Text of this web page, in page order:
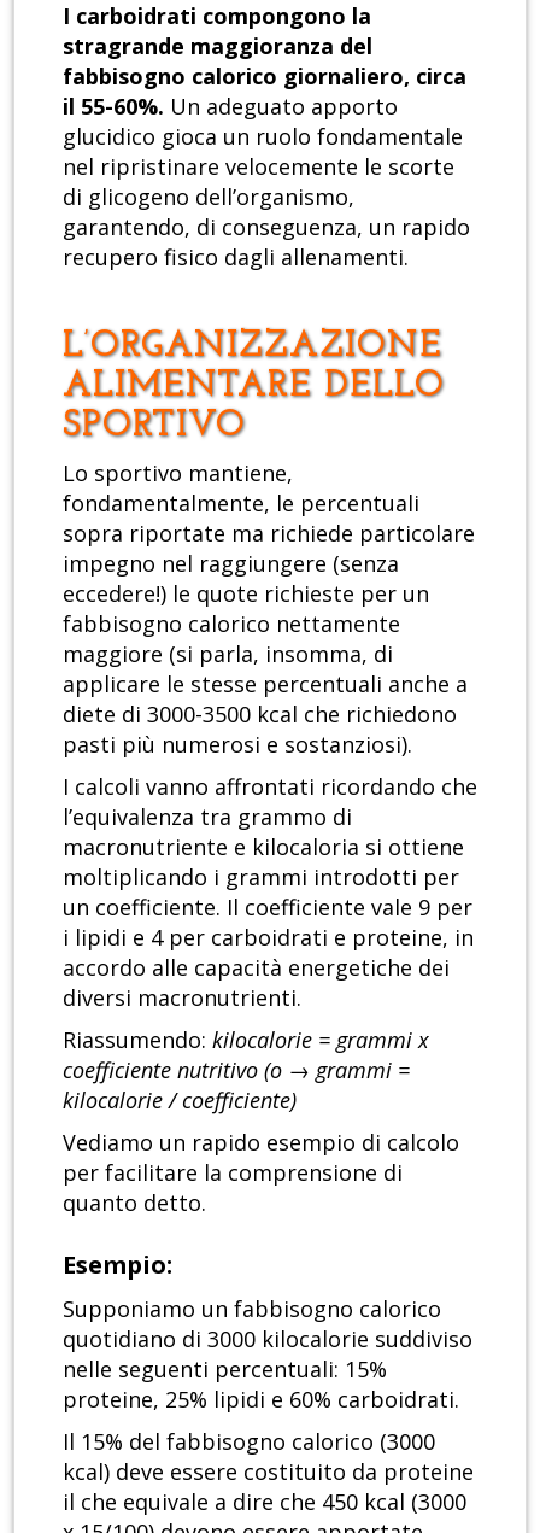
I carboidrati compongono la
stragrande maggioranza del
fabbisogno calorico giornaliero, circa
il 55-60%. Un adeguato apporto
glucidico gioca un ruolo fondamentale
nel ripristinare velocemente le scorte
di glicogeno dell’organismo,
garantendo, di conseguenza, un rapido
recupero fisico dagli allenamenti.
L’ORGANIZZAZIONE
ALIMENTARE DELLO
SPORTIVO
Lo sportivo mantiene,
fondamentalmente, le percentuali
sopra riportate ma richiede particolare
impegno nel raggiungere (senza
eccedere!) le quote richieste per un
fabbisogno calorico nettamente
maggiore (si parla, insomma, di
applicare le stesse percentuali anche a
diete di 3000-3500 kcal che richiedono
pasti più numerosi e sostanziosi).
I calcoli vanno affrontati ricordando che
l’equivalenza tra grammo di
macronutriente e kilocaloria si ottiene
moltiplicando i grammi introdotti per
un coefficiente. Il coefficiente vale 9 per
i lipidi e 4 per carboidrati e proteine, in
accordo alle capacità energetiche dei
diversi macronutrienti.
Riassumendo: kilocalorie = grammi x
coefficiente nutritivo (o → grammi =
kilocalorie / coefficiente)
Vediamo un rapido esempio di calcolo
per facilitare la comprensione di
quanto detto.
Esempio:
Supponiamo un fabbisogno calorico
quotidiano di 3000 kilocalorie suddiviso
nelle seguenti percentuali: 15%
proteine, 25% lipidi e 60% carboidrati.
Il 15% del fabbisogno calorico (3000
kcal) deve essere costituito da proteine
il che equivale a dire che 450 kcal (3000